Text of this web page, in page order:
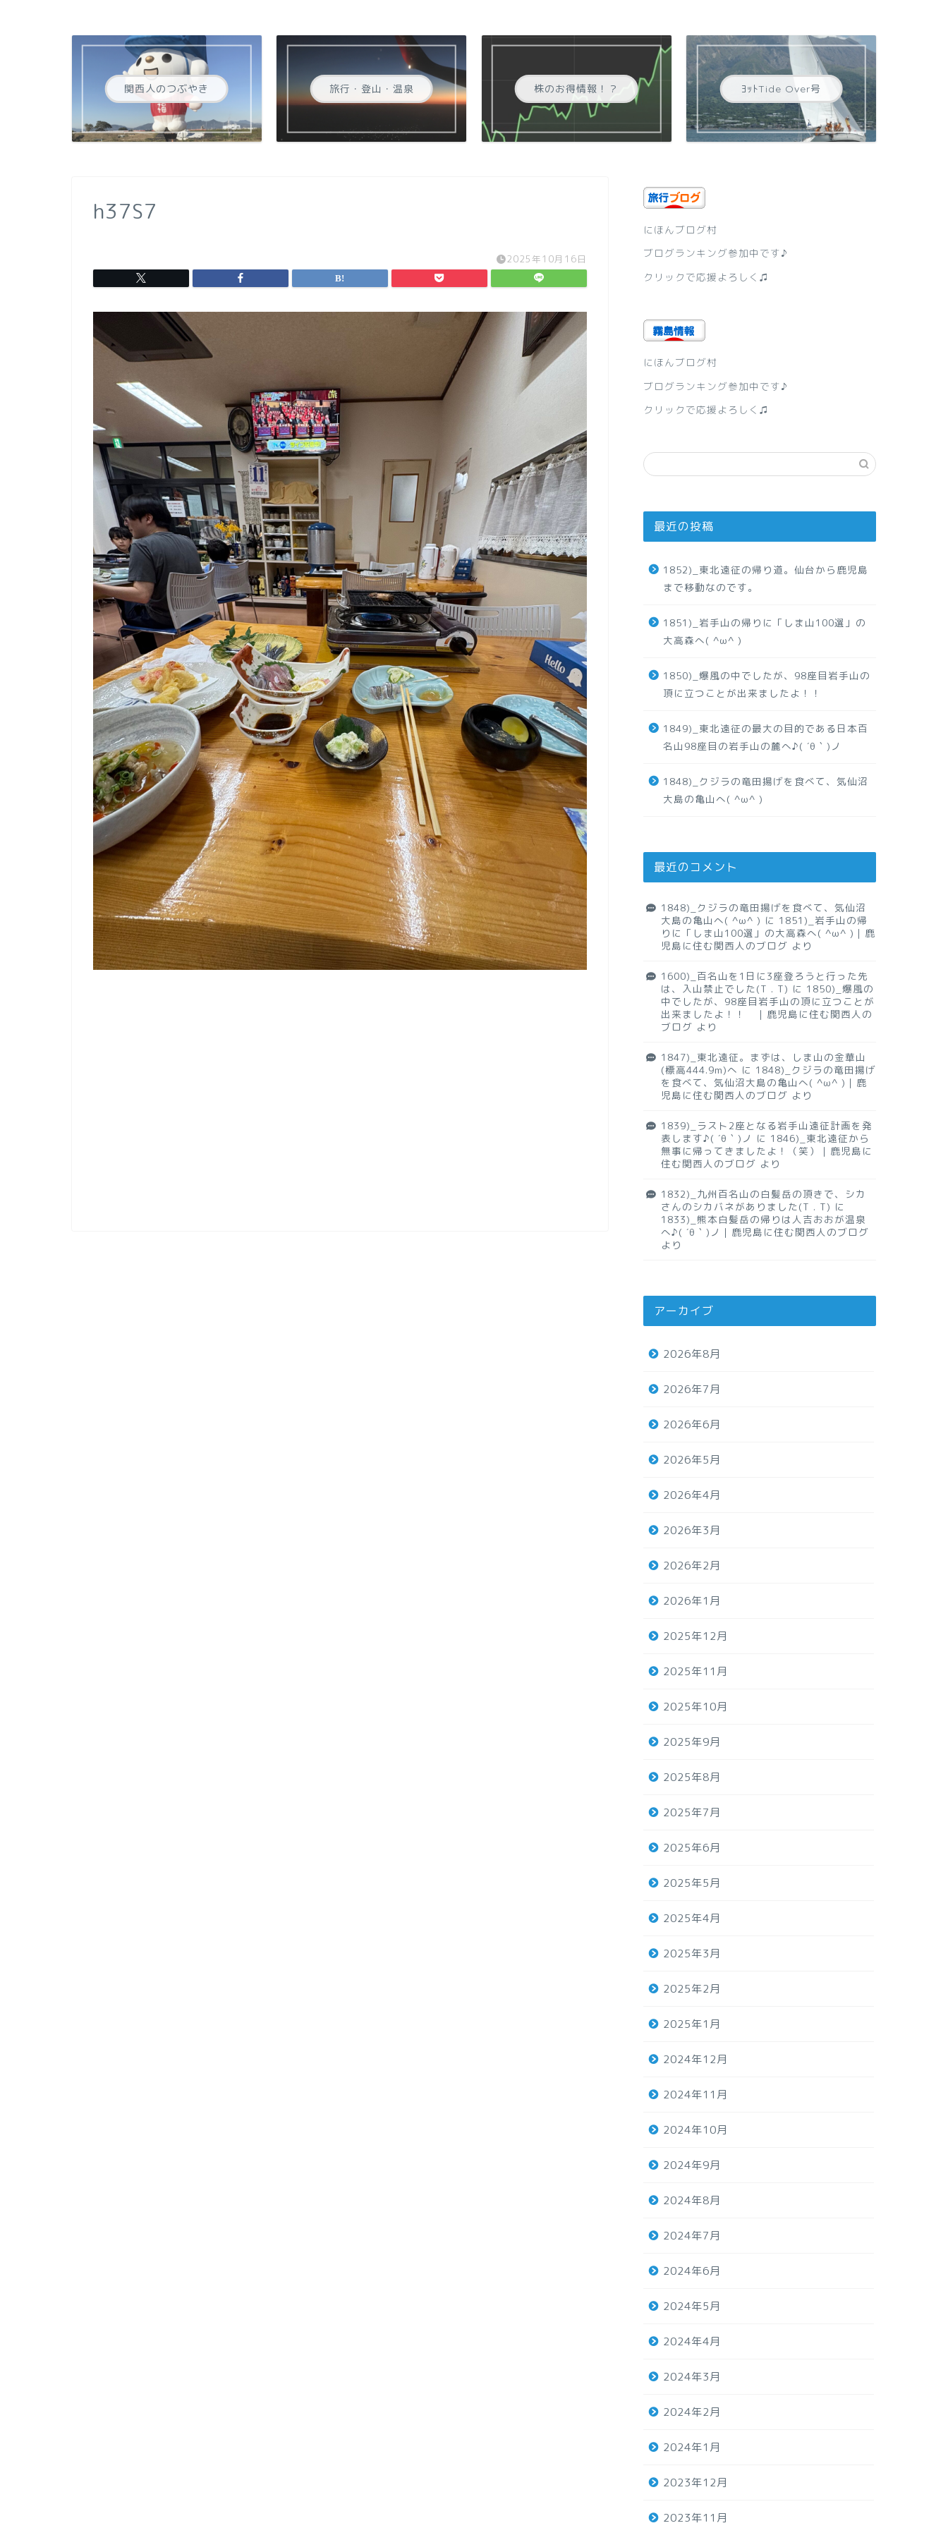
関西人のつぶやき 旅行・登山・温泉 株のお得情報！？ ﾖｯﾄTide Over号
h37S7
2025年10月16日
にほんブログ村
ブログランキング参加中です♪
クリックで応援よろしく♫
にほんブログ村
ブログランキング参加中です♪
クリックで応援よろしく♫
最近の投稿
1852)_東北遠征の帰り道。仙台から鹿児島
まで移動なのです。
1851)_岩手山の帰りに「しま山100選」の
大高森へ( ^ω^ )
1850)_爆風の中でしたが、98座目岩手山の
頂に立つことが出来ましたよ！！
1849)_東北遠征の最大の目的である日本百
名山98座目の岩手山の麓へ♪( ´θ｀)ノ
1848)_クジラの竜田揚げを食べて、気仙沼
大島の亀山へ( ^ω^ )
最近のコメント
1848)_クジラの竜田揚げを食べて、気仙沼
大島の亀山へ( ^ω^ ) に 1851)_岩手山の帰
りに「しま山100選」の大高森へ( ^ω^ )｜鹿
児島に住む関西人のブログ より
1600)_百名山を1日に3座登ろうと行った先
は、入山禁止でした(T . T) に 1850)_爆風の
中でしたが、98座目岩手山の頂に立つことが
出来ましたよ！！ ｜鹿児島に住む関西人の
ブログ より
1847)_東北遠征。まずは、しま山の金華山
(標高444.9m)へ に 1848)_クジラの竜田揚げ
を食べて、気仙沼大島の亀山へ( ^ω^ )｜鹿
児島に住む関西人のブログ より
1839)_ラスト2座となる岩手山遠征計画を発
表します♪( ´θ｀)ノ に 1846)_東北遠征から
無事に帰ってきましたよ！（笑）｜鹿児島に
住む関西人のブログ より
1832)_九州百名山の白髪岳の頂きで、シカ
さんのシカバネがありました(T . T) に
1833)_熊本白髪岳の帰りは人吉おおが温泉
へ♪( ´θ｀)ノ｜鹿児島に住む関西人のブログ
より
アーカイブ
2026年8月
2026年7月
2026年6月
2026年5月
2026年4月
2026年3月
2026年2月
2026年1月
2025年12月
2025年11月
2025年10月
2025年9月
2025年8月
2025年7月
2025年6月
2025年5月
2025年4月
2025年3月
2025年2月
2025年1月
2024年12月
2024年11月
2024年10月
2024年9月
2024年8月
2024年7月
2024年6月
2024年5月
2024年4月
2024年3月
2024年2月
2024年1月
2023年12月
2023年11月